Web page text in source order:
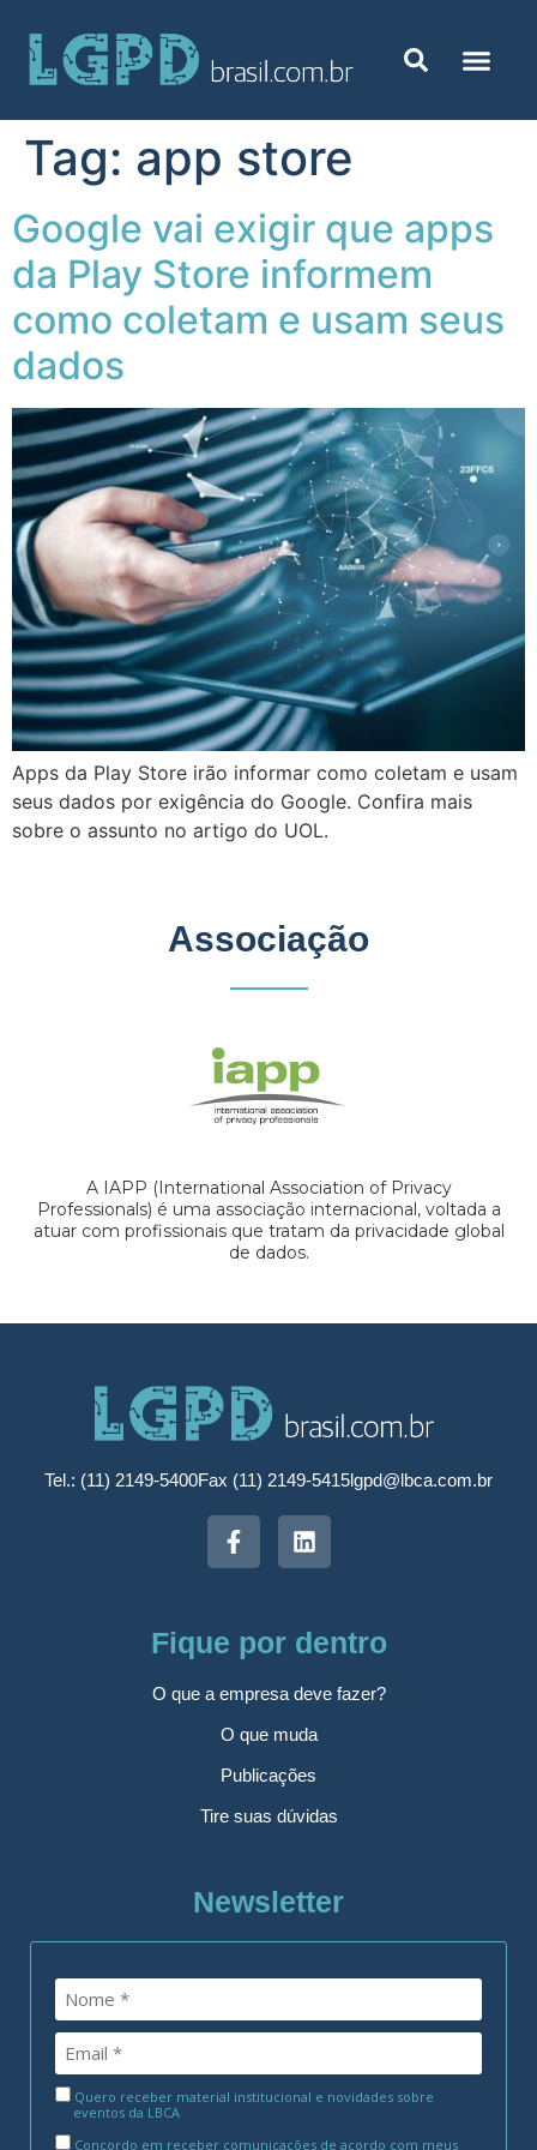
Tag: app store
Google vai exigir que apps
da Play Store informem
como coletam e usam seus
dados
Apps da Play Store irão informar como coletam e usam
seus dados por exigência do Google. Confira mais
sobre o assunto no artigo do UOL.
Associação
A IAPP (International Association of Privacy
Professionals) é uma associação internacional, voltada a
atuar com profissionais que tratam da privacidade global
de dados.
Tel.: (11) 2149-5400Fax (11) 2149-5415lgpd@lbca.com.br
Fique por dentro
O que a empresa deve fazer?
O que muda
Publicações
Tire suas dúvidas
Newsletter
Quero receber material institucional e novidades sobre
eventos da LBCA
Concordo em receber comunicações de acordo com meus